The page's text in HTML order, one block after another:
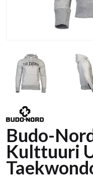
Budo-
Kulttuuri